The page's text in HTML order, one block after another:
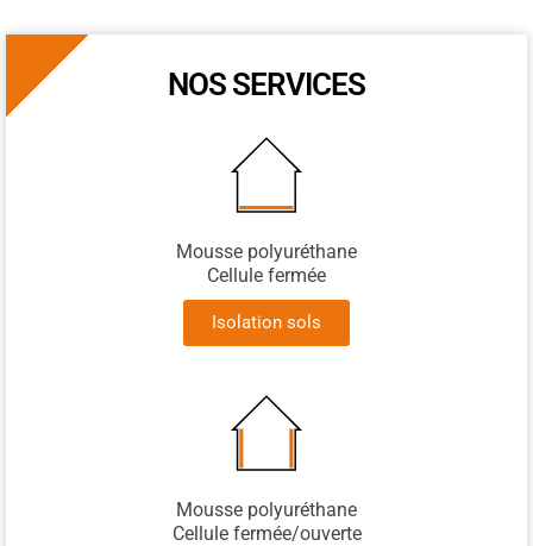
NOS SERVICES
Mousse polyuréthane
Cellule fermée
Isolation sols
Mousse polyuréthane
Cellule fermée/ouverte